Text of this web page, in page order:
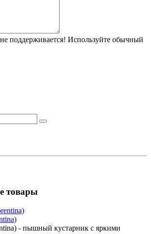
поддерживается! Используйте обычный
товары
- пышный кустарник с яркими